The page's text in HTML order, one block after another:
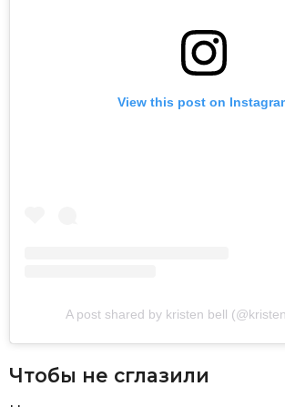
View this post on
A post shared by kristen bell
Чтобы не сглазили